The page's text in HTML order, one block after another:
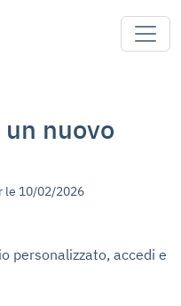
nuovo
le 10/02/2026
personalizzato, accedi e